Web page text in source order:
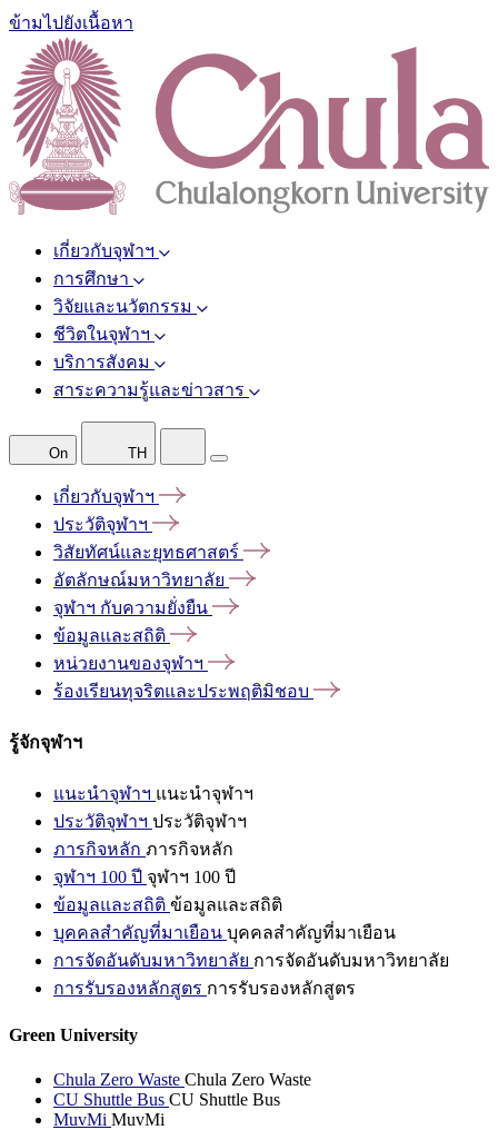
ข้ามไปยังเนื้อหา
เกี่ยวกับจุฬาฯ
การศึกษา
วิจัยและนวัตกรรม
ชีวิตในจุฬาฯ
บริการสังคม
สาระความรู้และข่าวสาร
On TH
เกี่ยวกับจุฬาฯ
ประวัติจุฬาฯ
วิสัยทัศน์และยุทธศาสตร์
อัตลักษณ์มหาวิทยาลัย
จุฬาฯ กับความยั่งยืน
ข้อมูลและสถิติ
หน่วยงานของจุฬาฯ
ร้องเรียนทุจริตและประพฤติมิชอบ
รู้จักจุฬาฯ
แนะนำจุฬาฯ แนะนำจุฬาฯ
ประวัติจุฬาฯ ประวัติจุฬาฯ
ภารกิจหลัก ภารกิจหลัก
จุฬาฯ 100 ปี จุฬาฯ 100 ปี
ข้อมูลและสถิติ ข้อมูลและสถิติ
บุคคลสำคัญที่มาเยือน บุคคลสำคัญที่มาเยือน
การจัดอันดับมหาวิทยาลัย การจัดอันดับมหาวิทยาลัย
การรับรองหลักสูตร การรับรองหลักสูตร
Green University
Chula Zero Waste Chula Zero Waste
CU Shuttle Bus CU Shuttle Bus
MuvMi MuvMi